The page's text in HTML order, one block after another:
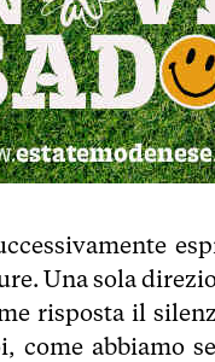
Una sola
risposta il
come abbiamo